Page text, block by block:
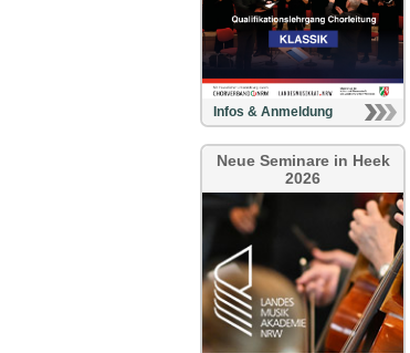
Infos & Anmeldung
Neue Seminare in Heek
2026